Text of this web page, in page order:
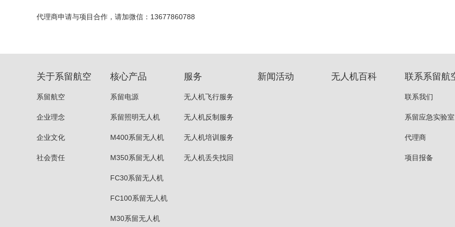
代理商申请与项目合作， 请加微信 ：13677860788
关于系留航空
系留航空
企业理念
企业文化
社会责任
核心产品
系留电源
系留照明无人机
M400系留无人机
M350系留无人机
FC30系留无人机
FC100系留无人机
M30系留无人机
服务
无人机飞行服务
无人机反制服务
无人机培训服务
无人机丢失找回
新闻活动 无人机百科 联系系留航
联系我们
系留应急实验室
代理商
项目报备